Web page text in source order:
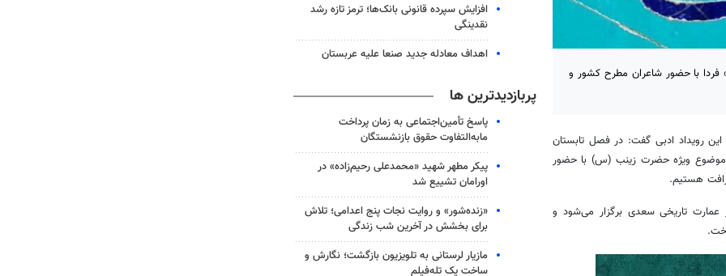
با حضور شاعران مطرح کشور و
این رویداد ادبی گفت: در فصل تابستان
ویژه حضرت زینب (س) با حضور
هستیم.
این رویداد در روز پنج شنبه ۲۶ مرداد از ساعت ۴:۳۰ الی ۷ در عمارت تاریخی سعدی برگزار می‌شود و
افزایش سپرده قانونی بانک‌ها؛ ترمز تازه رشد
نقدینگی
اهداف معادله جدید صنعا علیه عربستان
پربازدیدترین ها
پاسخ تأمین‌اجتماعی به زمان پرداخت
مابه‌التفاوت حقوق بازنشستگان
پیکر مطهر شهید «محمدعلی رحیم‌زاده» در
اورامان تشییع شد
«زنده‌شور» و روایت نجات پنج اعدامی؛ تلاش
برای بخشش در آخرین شب زندگی
مازیار لرستانی به تلویزیون بازگشت؛ نگارش و
ساخت یک تله‌فیلم